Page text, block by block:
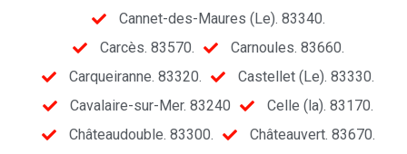
Cannet-des-Maures (Le). 83340.
Carcès. 83570.
Carnoules. 83660.
Carqueiranne. 83320.
Castellet (Le). 83330.
Cavalaire-sur-Mer. 83240
Celle (la). 83170.
Châteaudouble. 83300.
Châteauvert. 83670.